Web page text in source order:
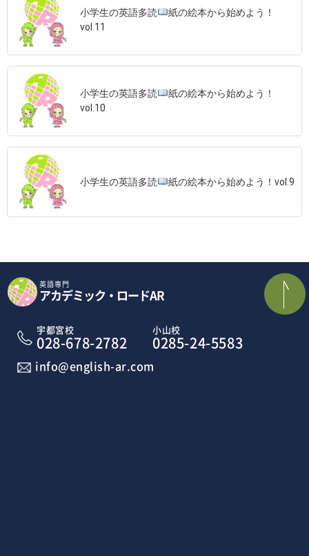
小学生の英語多読
紙の絵本から始めよう！
vol.11
小学生の英語多読
紙の絵本から始めよう！
vol.10
小学生の英語多読 紙の絵本から始めよう！vol.9
英語専門
アカデミック・ロードAR
宇都宮校
028-678-2782
小山校
0285-24-5583
info@english-ar.com